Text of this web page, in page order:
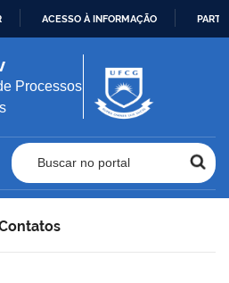
O
ACESSO À INFORMAÇÃO
Processos
Buscar no portal